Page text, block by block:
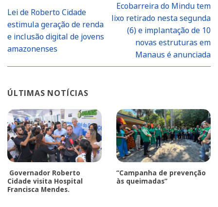
Lei de Roberto Cidade
estimula geração de renda
e inclusão digital de jovens
amazonenses
Ecobarreira do Mindu tem
lixo retirado nesta segunda
(6) e implantação de 10
novas estruturas em
Manaus é anunciada
ÚLTIMAS NOTÍCIAS
Governador Roberto
Cidade visita Hospital
Francisca Mendes.
“Campanha de prevenção
às queimadas”